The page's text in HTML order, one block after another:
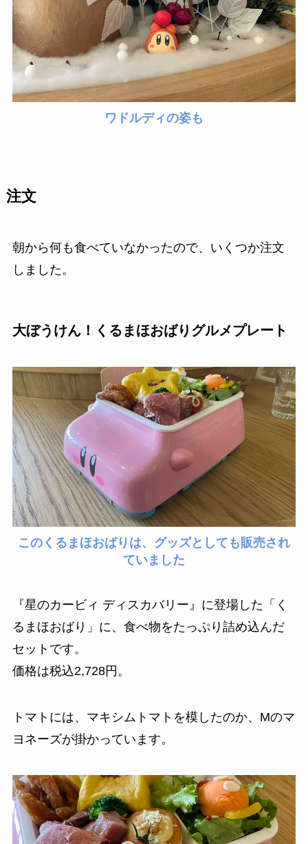
ワドルディの姿も
注文
朝から何も食べていなかったので、いくつか注文
しました。
大ぼうけん！くるまほおばりグルメプレート
このくるまほおばりは、グッズとしても販売され
ていました
『星のカービィ ディスカバリー』に登場した「く
るまほおばり」に、食べ物をたっぷり詰め込んだ
セットです。
価格は税込2,728円。
トマトには、マキシムトマトを模したのか、Mのマ
ヨネーズが掛かっています。